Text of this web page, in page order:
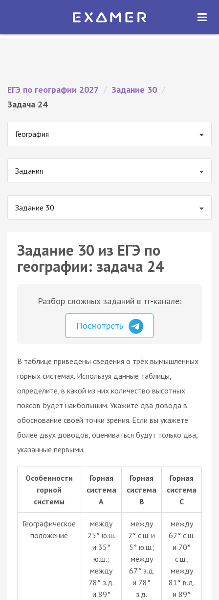
Экзамер — ЕГЭ 2027
ОТКРЫТЬ
ЕГЭ по географии 2027 / Задание 30 /
Задача 24
География
Задания
Задание 30
Задание 30 из ЕГЭ по
географии: задача 24
Разбор сложных заданий в тг-канале:
Посмотреть
В таблице приведены сведения о трёх вымышленных
горных системах. Используя данные таблицы,
определите, в какой из них количество высотных
поясов будет наибольшим. Укажите два довода в
обоснование своей точки зрения. Если вы укажете
более двух доводов, оцениваться будут только два,
указанные первыми.
Особенности
горной
системы
Горная
система
А
Горная
система
B
Горная
система
C
Географическое
положение
между
25° ю.ш.
и 35°
ю.ш.;
между
78° з.д.
и 89°
между
2° с.ш. и
5° ю.ш.;
между
67° з.д.
и 78°
з.д.
между
62° с.ш.
и 70°
с.ш.;
между
81° в.д.
и 89°